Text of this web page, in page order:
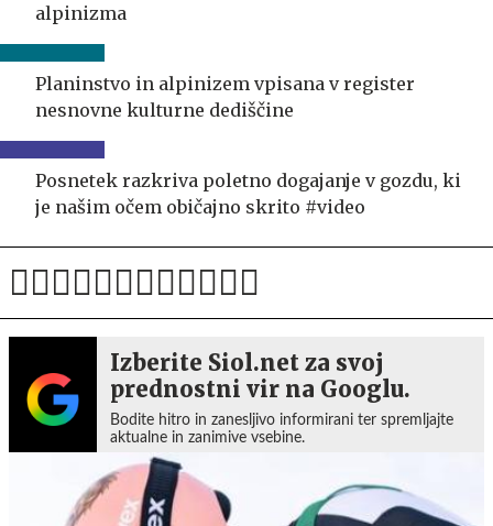
alpinizma
Planinstvo in alpinizem vpisana v register
nesnovne kulturne dediščine
Posnetek razkriva poletno dogajanje v gozdu, ki
je našim očem običajno skrito #video
Izberite Siol.net za svoj
prednostni vir na Googlu.
Bodite hitro in zanesljivo informirani ter spremljajte
aktualne in zanimive vsebine.